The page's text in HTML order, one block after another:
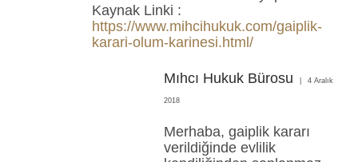
Kaynak Linki :
https://www.mihcihukuk.com/gaiplik-
karari-olum-karinesi.html/
Mıhcı Hukuk Bürosu 4 Aralık
2018
Merhaba, gaiplik kararı
verildiğinde evlilik